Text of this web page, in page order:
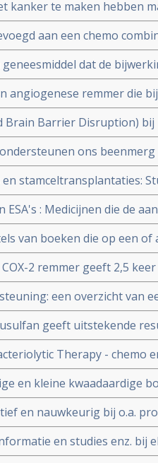
kanker te maken hebben
aan een chemo
verbetert de
dat de
middel om
angiogenese remmer die
overzicht van een
Brain Barrier Disruption)
en hoog significant
ons
immuuncellen.
stamceltransplantaties:
uit literatuurlijst
en
ESA's : Medicijnen die de
en vaak ingezet worden
(17%) om te sterven
van boeken die op een
2 remmer geeft 2,5
dubbelblinde
in waarde op 1 dag.
een overzicht van
studielijst chemo en
geeft uitstekende
Therapy - chemo
bekritiseerd door hoge
en kleine kwaadaardige
toegepast.
en nauwkeurig bij o.a.
en studies enz. bij